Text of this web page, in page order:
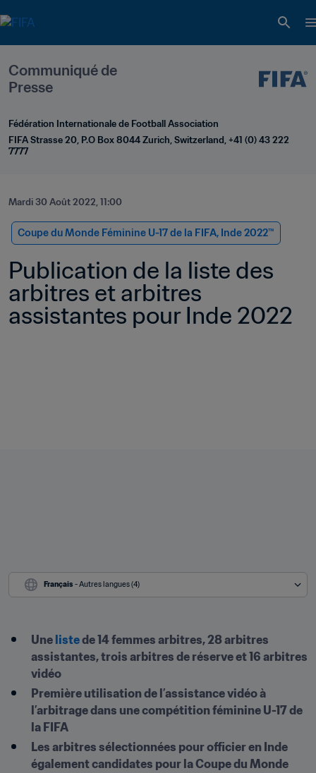
Communiqué de
Presse
Fédération Internationale de Football Association
FIFA Strasse 20, P.O Box 8044 Zurich, Switzerland, +41 (0) 43 222
7777
Mardi 30 Août 2022, 11:00
Coupe du Monde Féminine U-17 de la FIFA, Inde 2022™
Publication de la liste des
arbitres et arbitres
assistantes pour Inde 2022
Français - Autres langues (4)
Une liste de 14 femmes arbitres, 28 arbitres
assistantes, trois arbitres de réserve et 16 arbitres
vidéo
Première utilisation de l’assistance vidéo à
l’arbitrage dans une compétition féminine U-17 de
la FIFA
Les arbitres sélectionnées pour officier en Inde
également candidates pour la Coupe du Monde